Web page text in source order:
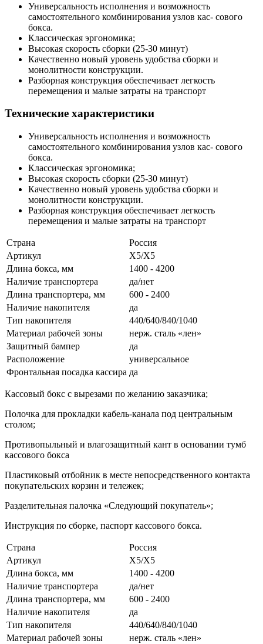
Универсальность исполнения и возможность
самостоятельного комбинирования узлов кас- сового
бокса.
Классическая эргономика;
Высокая скорость сборки (25-30 минут)
Качественно новый уровень удобства сборки и
монолитности конструкции.
Разборная конструкция обеспечивает легкость
перемещения и малые затраты на транспорт
Технические характеристики
Универсальность исполнения и возможность
самостоятельного комбинирования узлов кас- сового
бокса.
Классическая эргономика;
Высокая скорость сборки (25-30 минут)
Качественно новый уровень удобства сборки и
монолитности конструкции.
Разборная конструкция обеспечивает легкость
перемещения и малые затраты на транспорт
Страна
Россия
Артикул
Х5/Х5
Длина бокса, мм
1400 - 4200
Наличие транспортера
да/нет
Длина транспортера, мм
600 - 2400
Наличие накопителя
да
Тип накопителя
440/640/840/1040
Материал рабочей зоны
нерж. сталь «лен»
Защитный бампер
да
Расположение
универсальное
Фронтальная посадка кассира да
Кассовый бокс с вырезами по желанию заказчика;
Полочка для прокладки кабель-канала под центральным
столом;
Противопыльный и влагозащитный кант в основании тумб
кассового бокса
Пластиковый отбойник в месте непосредственного контакта
покупательских корзин и тележек;
Разделительная палочка «Следующий покупатель»;
Инструкция по сборке, паспорт кассового бокса.
Страна
Россия
Артикул
Х5/Х5
Длина бокса, мм
1400 - 4200
Наличие транспортера
да/нет
Длина транспортера, мм
600 - 2400
Наличие накопителя
да
Тип накопителя
440/640/840/1040
Материал рабочей зоны
нерж. сталь «лен»